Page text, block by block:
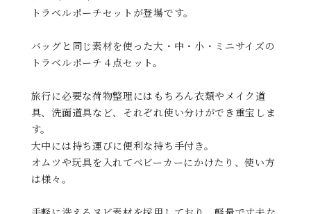
トラベルポーチセットが登場です。
バッグと同じ素材を使った大・中・小・ミニサイズの
トラベルポーチ４点セット。
旅行に必要な荷物整理にはもちろん衣類やメイク道
具、洗面道具など、それぞれ使い分けができ重宝しま
す。
大中には持ち運びに便利な持ち手付き。
オムツや玩具を入れてベビーカーにかけたり、使い方
は様々。